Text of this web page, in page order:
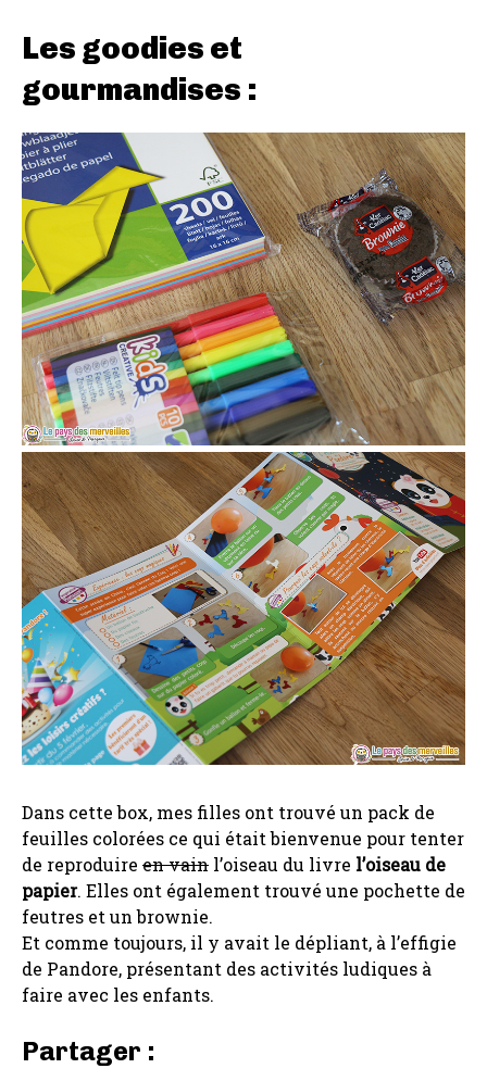
Les goodies et
gourmandises :
Dans cette box, mes filles ont trouvé un pack de
feuilles colorées ce qui était bienvenue pour tenter
de reproduire en vain l’oiseau du livre l’oiseau de
papier. Elles ont également trouvé une pochette de
feutres et un brownie.
Et comme toujours, il y avait le dépliant, à l’effigie
de Pandore, présentant des activités ludiques à
faire avec les enfants.
Partager :